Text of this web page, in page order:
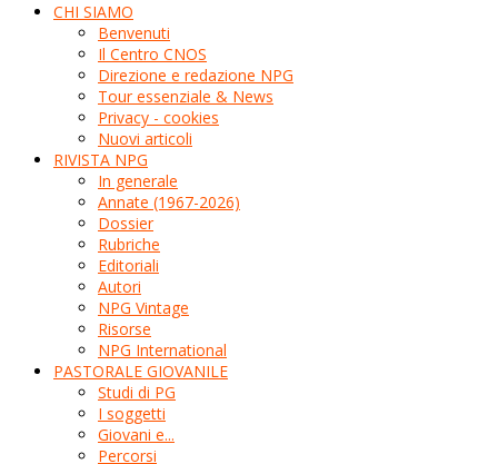
CHI SIAMO
Benvenuti
Il Centro CNOS
Direzione e redazione NPG
Tour essenziale & News
Privacy - cookies
Nuovi articoli
RIVISTA NPG
In generale
Annate (1967-2026)
Dossier
Rubriche
Editoriali
Autori
NPG Vintage
Risorse
NPG International
PASTORALE GIOVANILE
Studi di PG
I soggetti
Giovani e...
Percorsi